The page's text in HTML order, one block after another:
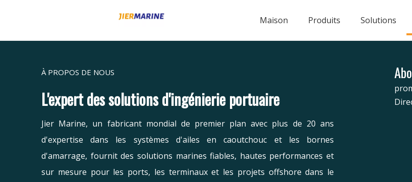
Maison Produits Solutions
À PROPOS DE NOUS
L'expert des solutions d'ingénierie portuaire
Jier Marine, un fabricant mondial de premier plan avec plus de 20 ans
d'expertise dans les systèmes d'ailes en caoutchouc et les bornes
d'amarrage, fournit des solutions marines fiables, hautes performances et
sur mesure pour les ports, les terminaux et les projets offshore dans le